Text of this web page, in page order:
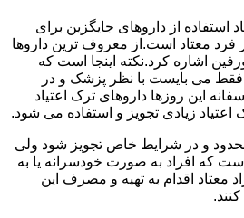
از داروهای جایگزین برای
معتاد است.از معروف ترین داروها
اشاره کرد.نکته اینجا است که
فقط می بایست با نظر پزشک و در
این روزها داروهای ترک اعتیاد
زیادی تجویز و استفاده می شود.
محدود و در شرایط خاص تجویز شود ولی
که افراد به صورت خودسرانه یا به
معتاد اقدام به تهیه و مصرف این